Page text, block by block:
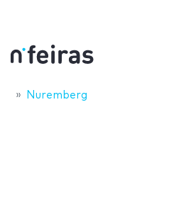
Nuremberg